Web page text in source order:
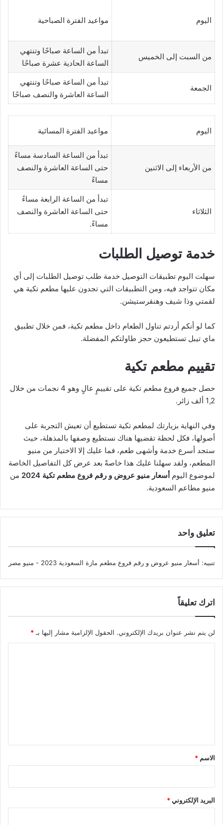
اليوم مواعيد الفترة الصباحية
من السبت إلى الخميس
تبدأ من الساعة صباحًا وتنتهي
الساعة الحادية عشرة صباحًا
الجمعة
تبدأ من الساعة صباحًا وتنتهي
الساعة العاشرة والنصف صباحًا
اليوم مواعيد الفترة المسائية
من الأربعاء إلى الاثنين
تبدأ من الساعة السادسة مساءً
حتى الساعة العاشرة والنصف
مساءً
الثلاثاء
تبدأ من الساعة الرابعة مساءً
حتى الساعة العاشرة والنصف
مساءً.
خدمة توصيل الطلبات
سهلت اليوم تطبيقات التوصيل خدمة طلب توصيل الطلبات إلى أي
مكان تتواجد فيه، ومن التطبيقات التي تجدون عليها مطعم تكية هي
لقمتي وذا شيف وهنقرستيشن.
كما لو أنكم أردتم تناول الطعام داخل مطعم تكية، فمن خلال تطبيق
ماي تيبل تستطيعون حجز طاولتكم المفضلة.
تقييم مطعم تكية
حصل جميع فروع مطعم تكية على تقييمٍ عالٍ وهو 4 نجمات من خلال
1,2 ألف زائر.
وفي النهاية بزيارتك لمطعم تكية تستطيع أن تعيش التجربة على
أصولها، فكل لحظة تقضيها هناك نستطيع وصفها بالمذهلة، حيث
ستجد أسرع خدمة وأشهى طعم، فما عليك إلا الاختيار من منيو
المطعم، ولقد سهلنا عليك هذا خاصةً بعد عرض كل التفاصيل الخاصة
لموضوع اليوم أسعار منيو عروض و رقم فروع مطعم تكية 2024
من
منيو مطاعم السعودية.
تعليق واحد
تنبيه: أسعار منيو عروض و رقم فروع مطعم مازة السعودية 2023 - منيو مصر
اترك تعليقاً
لن يتم نشر عنوان بريدك الإلكتروني. الحقول الإلزامية مشار إليها بـ*
*
الاسم *
البريد الإلكتروني*